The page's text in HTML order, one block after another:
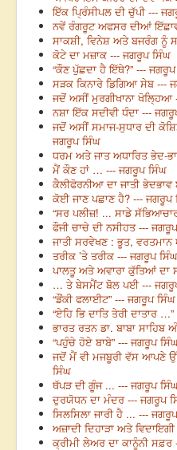
ਇੱਕ ਪ੍ਰਿੰਸੀਪਲ ਦੀ ਚੁੱਪੀ ---
ਨਵੇਂ ਰੰਗਰੂਟ ਅਫਸਰ ਦੀਆਂ
ਸਾਕਸ਼ੀ, ਵਿਨੇਸ਼ ਅਤੇ ਬਜਰੰਗ ਨੂੰ
ਕੋਟੇ ਦਾ ਮਜ਼ਾਕ --- ਜਗਰੂਪ ਸਿੰਘ
“ਕੌਣ ਪੁੱਛਦਾ ਹੈ ਇੱਥੇ?” ---
ਸੜਕ ਕਿਨਾਰੇ ਡਿਗਿਆ ਸੇਬ ---
ਜਦੋਂ ਅਸੀਂ ਮੁਰਗੀਖਾਨਾ ਖੋਲ੍ਹਿਆ
ਨਸ਼ਾ ਇੱਕ ਸਦੀਵੀ ਧੰਦਾ ---
ਜਦੋਂ ਅਸੀਂ ਸਮਾਜ-ਸੁਧਾਰ ਦੀ
ਜਗਰੂਪ ਸਿੰਘ
ਧਰਮ ਅਤੇ ਜਾਤ ਅਧਾਰਿਤ ਭੇਦ-
ਮੈਂ ਕੌਣ ਹਾਂ … --- ਜਗਰੂਪ ਸਿੰਘ
ਕੈਲੀਫੋਰਨੀਆ ਦਾ ਜਾਤੀ
ਕੋਈ ਜਾਣ ਪਛਾਣ ਹੈ? --- ਜਗਰੂਪ
“ਸਰ ਪਲੀਜ਼! ... ਸਾਡੇ
ਫੌਜੀ ਚਾਚੇ ਦੀ ਨਸੀਹਤ ---
ਜਾਤੀ ਸਰਵੇਖਣ : ਭੂਤ,
ਤਰੀਕ ’ਤੇ ਤਰੀਕ --- ਜਗਰੂਪ ਸਿੰਘ
ਪਾਲਤੂ ਅਤੇ ਅਵਾਰਾ ਕੁੱਤਿਆਂ ਦਾ
… ਤੇ ਬੇਸਮੈਂਟ ਬੋਲ ਪਈ ---
“ਡੌਂਕੀ ਫਲਾਈਟ” --- ਜਗਰੂਪ ਸਿੰਘ
“ਏਹਿ ਭਿ ਦਾਤਿ ਤੇਰੀ ਦਾਤਾਰ
ਭਾਰਤ ਰਤਨ ਡਾ. ਬਾਬਾ
“ਪਹੁੰਚੇ ਹੋਏ ਬਾਬੇ” --- ਜਗਰੂਪ
ਜਦੋਂ ਮੈਂ ਵੀ ਮਜਬੂਰੀ ਵੱਸ ਆਪਣੇ
ਸਿੰਘ
ਥੱਪੜ ਦੀ ਗੂੰਜ ... --- ਜਗਰੂਪ
ਦੁਰਯੋਧਨ ਦਾ ਮੰਦਰ --- ਜਗਰੂਪ
ਸਿਲਸਿਲਾ ਜਾਰੀ ਹੈ ... ---
ਅਜ਼ਾਦੀ ਦਿਹਾੜਾ ਅਤੇ
ਕ੍ਰੀਮੀ ਲੇਅਰ ਦਾ ਕਾਨੂੰਨੀ